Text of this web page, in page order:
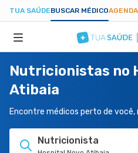
TUA SAÚDEBUSCAR MÉDICO
ESPECIALIDADES
HOSPITAIS
TUASAUDE.COM
Nutricionistas no
Atibaia
Encontre médicos perto de você,
Nutricionista